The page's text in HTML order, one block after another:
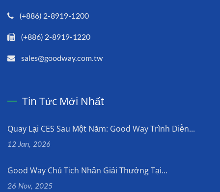
(+886) 2-8919-1200
(+886) 2-8919-1220
sales@goodway.com.tw
Tin Tức Mới Nhất
Quay Lại CES Sau Một Năm: Good Way Trình Diễn...
12 Jan, 2026
Good Way Chủ Tịch Nhận Giải Thưởng Tại...
26 Nov, 2025